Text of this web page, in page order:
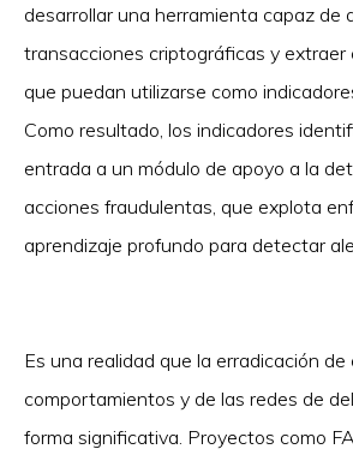
desarrollar una herramienta capaz de
transacciones criptográficas y
que puedan utilizarse como
Como resultado, los indicadores
entrada a un módulo de apoyo a la
acciones fraudulentas, que explota
aprendizaje profundo para detectar
Es una realidad que la erradicación de
comportamientos y de las redes de
forma significativa. Proyectos como